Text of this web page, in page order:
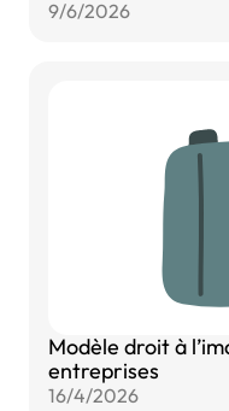
9/6/2026
Modèle droit à
entreprises
16/4/2026